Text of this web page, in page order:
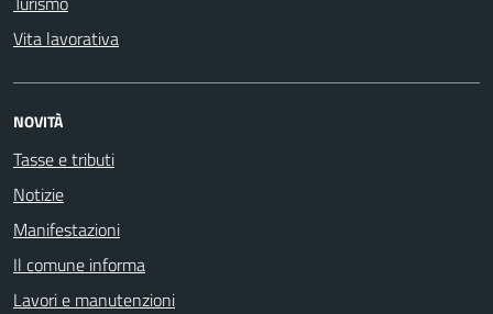
Vita lavorativa
NOVITÀ
Tasse e tributi
Notizie
Manifestazioni
Il comune informa
Lavori e manutenzioni